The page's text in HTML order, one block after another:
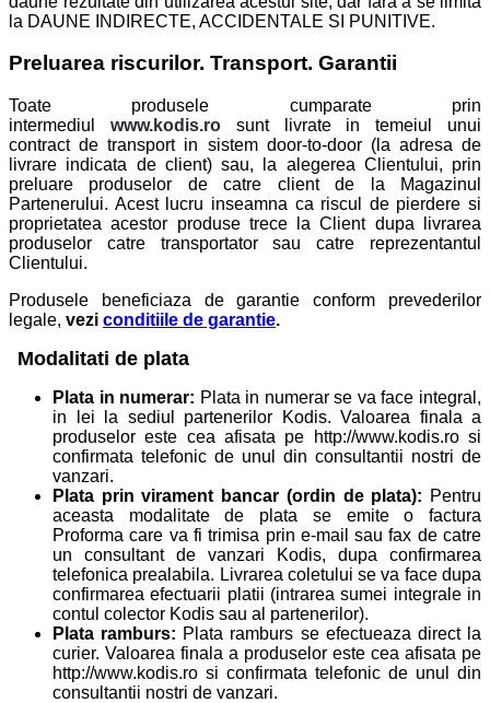
la DAUNE INDIRECTE, ACCIDENTALE SI PUNITIVE.
Preluarea riscurilor. Transport. Garantii
Toate produsele cumparate prin
intermediul
www.kodis.ro
sunt livrate in temeiul unui
contract de transport in sistem door-to-door (la adresa de
livrare indicata de client) sau, la alegerea Clientului, prin
preluare produselor de catre client de la Magazinul
Partenerului. Acest lucru inseamna ca riscul de pierdere si
proprietatea acestor produse trece la Client dupa livrarea
produselor catre transportator sau catre reprezentantul
Clientului.
Produsele beneficiaza de garantie conform prevederilor
legale, vezi conditiile de garantie.
Modalitati de plata
Plata in numerar: Plata in numerar se va face integral,
in lei la sediul partenerilor Kodis. Valoarea finala a
produselor este cea afisata pe http://www.kodis.ro si
confirmata telefonic de unul din consultantii nostri de
vanzari.
Plata prin virament bancar (ordin de plata): Pentru
aceasta modalitate de plata se emite o factura
Proforma care va fi trimisa prin e-mail sau fax de catre
un consultant de vanzari Kodis, dupa confirmarea
telefonica prealabila. Livrarea coletului se va face dupa
confirmarea efectuarii platii (intrarea sumei integrale in
contul colector Kodis sau al partenerilor).
Plata ramburs: Plata ramburs se efectueaza direct la
curier. Valoarea finala a produselor este cea afisata pe
http://www.kodis.ro si confirmata telefonic de unul din
consultantii nostri de vanzari.